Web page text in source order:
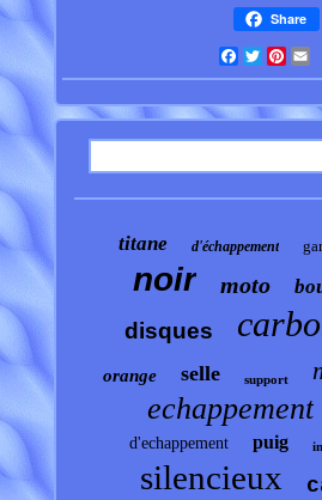
Share
Facebook
Twitter
titane d'échappement
noir moto
disques
orange selle support
echappement
d'echappement puig
silencieux